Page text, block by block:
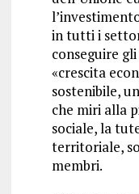
in tutti i
conseguire
«crescita
sostenibile,
che miri alla
sociale, la
territoriale,
membri.